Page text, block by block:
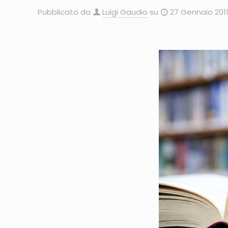
Pubblicato da Luigi Gaudio su 27 Gennaio